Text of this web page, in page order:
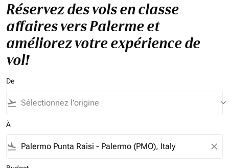
Réservez des vols en classe
affaires vers Palerme et
améliorez votre expérience de
vol!
De
flight_takeoff keyboard_arrow_down
À
flight_land close